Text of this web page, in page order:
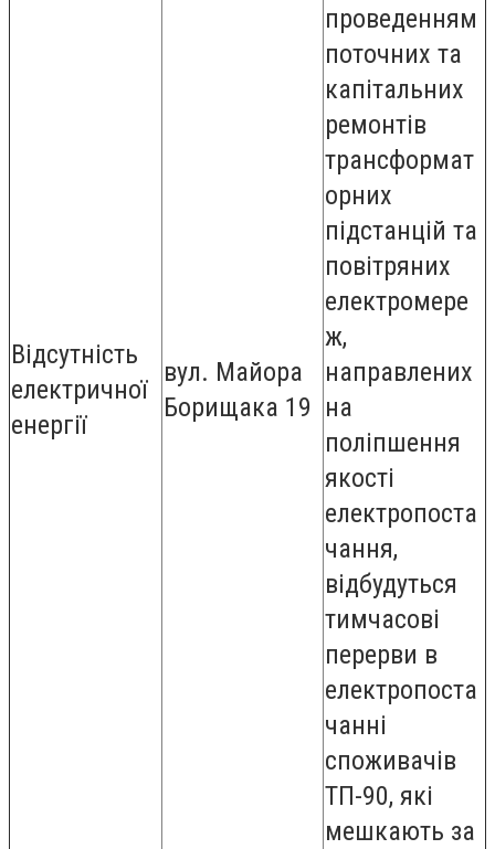
Відсутність
електричної
енергії
вул. Майора
Борищака 19
проведенням
поточних та
капітальних
ремонтів
трансформат
орних
підстанцій та
повітряних
електромере
ж,
направлених
на
поліпшення
якості
електропоста
чання,
відбудуться
тимчасові
перерви в
електропоста
чанні
споживачів
ТП-90, які
мешкають за